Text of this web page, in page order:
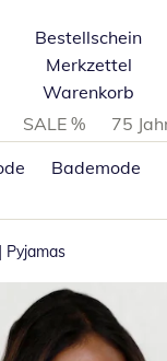
Bestellschein
Merkzettel
Warenkorb
überspringen
SALE %
75
Bademode
| Pyjamas